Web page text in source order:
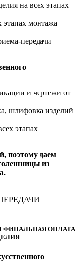
на всех этапах
этапах монтажа
передачи
и чертежи от
шлифовка изделий
этапах
поэтому даем
из
ФИНАЛЬНАЯ ОПЛАТА